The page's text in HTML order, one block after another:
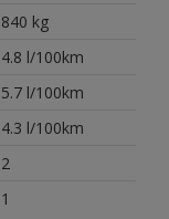
840 kg
4.8 l/100km
5.7 l/100km
4.3 l/100km
2
1